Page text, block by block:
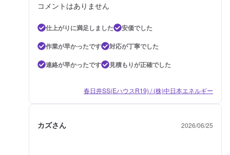
コメントはありません
仕上がりに満足しました
安価でした
作業が早かったです
対応が丁寧でした
連絡が早かったです
見積もりが正確でした
春日井SS(EハウスR19) / (株)中日本エネルギー
カズさん 2026/06/25